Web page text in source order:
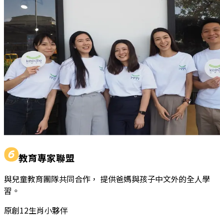
教育專家聯盟
與兒童教育團隊共同合作， 提供爸媽與孩子中文外的全人學
習。
原創12生肖小夥伴